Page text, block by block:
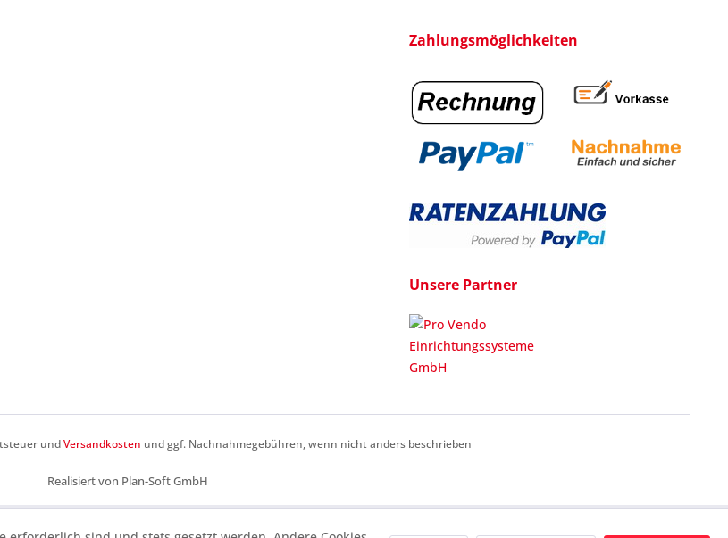
Zahlungsmöglichkeiten
Unsere Partner
undVersandkosten und ggf. Nachnahmegebühren, wenn nicht anders beschrieben
Realisiert von Plan-Soft GmbH